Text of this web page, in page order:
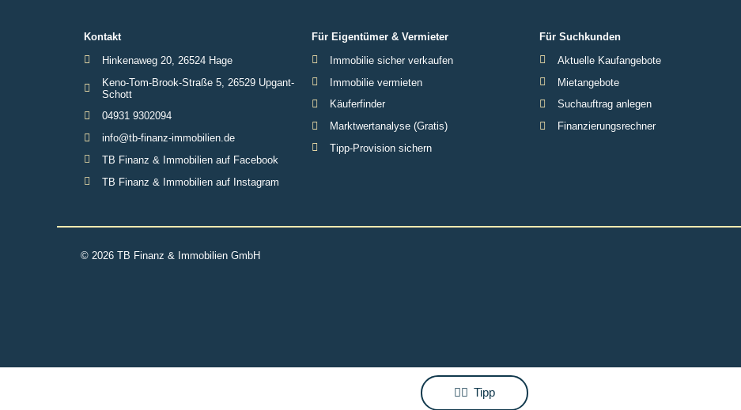
Kontakt
Hinkenaweg 20, 26524 Hage
Keno-Tom-Brook-Straße 5, 26529 Upgant-
Schott
04931 9302094
info@tb-finanz-immobilien.de
TB Finanz & Immobilien auf Facebook
TB Finanz & Immobilien auf Instagram
Für Eigentümer & Vermieter
Immobilie sicher verkaufen
Immobilie vermieten
Käuferfinder
Marktwertanalyse (Gratis)
Tipp-Provision sichern
Für Suchkunden
Aktuelle Kaufangebote
Mietangebote
Suchauftrag anlegen
Finanzierungsrechner
© 2026 TB Finanz & Immobilien GmbH
Tipp